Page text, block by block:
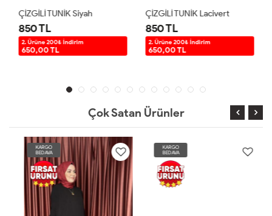
ÇİZGİLİ TUNİK Siyah
850 TL
2. Ürüne 200₺ İndirim
650,00 TL
ÇİZGİLİ TUNİK Lacivert
850 TL
2. Ürüne 200₺ İndirim
650,00 TL
Çok Satan Ürünler
KARGO
BEDAVA
KARGO
BEDAVA